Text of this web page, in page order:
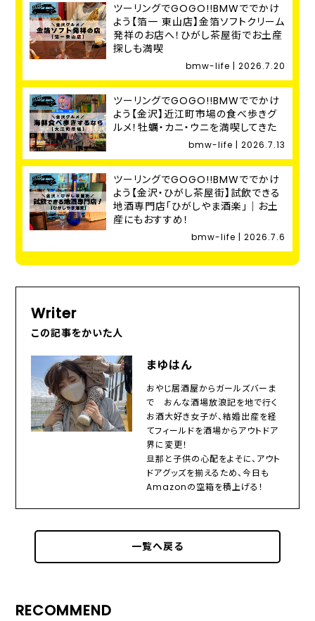
ツーリングでGOGO!!BMWででかけ
よう【箔一 東山店】金箔ソフトクリーム
発祥のお店へ！ひがし茶屋街でお土産
探しも満喫
bmw-life | 2026.7.20
ツーリングでGOGO!!BMWででかけ
よう【金沢】近江町市場の食べ歩きグ
ルメ！牡蠣・カニ・ウニを満喫してきた
bmw-life | 2026.7.13
ツーリングでGOGO!!BMWででかけ
よう【金沢・ひがし茶屋街】試飲できる
地酒専門店「ひがしやま酒楽」｜お土
産にもおすすめ！
bmw-life | 2026.7.6
Writer
この記事をかいた人
まゆはん
おやじ居酒屋からガールズバーま
で おんな酒場放浪記を地で行く
お酒大好き女子が、結婚出産を経
てフィールドを酒場からアウトドア
界に変更！
旦那と子供の心配をよそに、アウト
ドアグッズを揃えるため、今日も
Amazonの空箱を積上げる！
一覧へ戻る
RECOMMEND